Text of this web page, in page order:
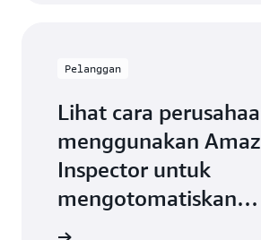
Pelanggan
Lihat cara
menggunakan
Inspector untuk
mengotomatiskan
manajemen